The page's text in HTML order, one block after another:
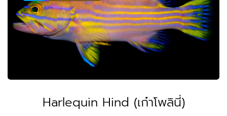
Harlequin Hind (เก๋าโพลินี่)